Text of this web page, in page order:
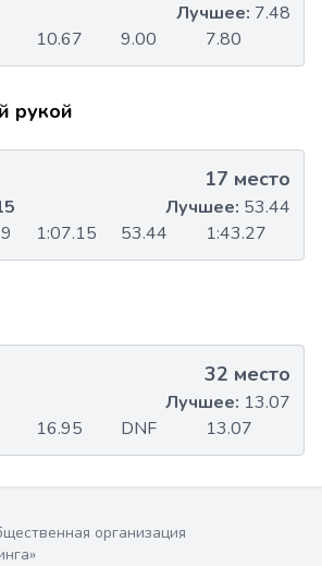
10.67 9.00 7.80
Лучшее: 7.48
рукой
17 место
1:07.15 53.44 1:43.27
Лучшее: 53.44
32 место
16.95 DNF 13.07
Лучшее: 13.07
организация